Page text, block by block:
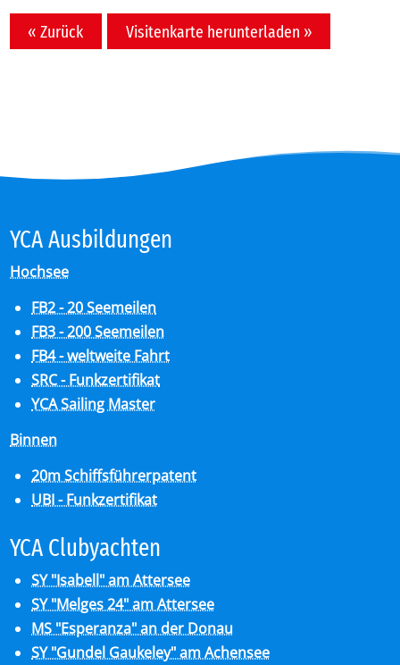
« Zurück Visitenkarte herunterladen »
YCA Aus­bil­dun­gen
Hochsee
FB2 - 20 Seemeilen
FB3 - 200 Seemeilen
FB4 - weltweite Fahrt
SRC - Funkzertifikat
YCA Sailing Master
Binnen
20m Schiffsführerpatent
UBI - Funkzertifikat
YCA Club­y­ach­ten
SY "Isabell" am Attersee
SY "Melges 24" am Attersee
MS "Esperanza" an der Donau
SY "Gundel Gaukeley" am Achensee